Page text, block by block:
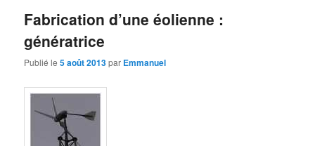
Fabrication d’une éolienne :
génératrice
Publié le5 août 2013par Emmanuel